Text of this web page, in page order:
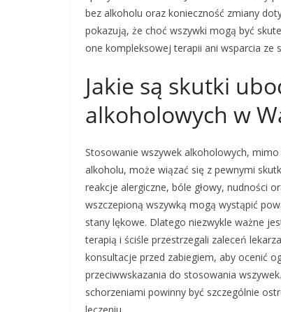
bez alkoholu oraz konieczność zmiany
pokazują, że choć wszywki mogą być
one kompleksowej terapii ani wsparcia ze
Jakie są skutki
alkoholowych w
Stosowanie wszywek alkoholowych,
alkoholu, może wiązać się z pewnymi
reakcje alergiczne, bóle głowy, nudności
wszczepioną wszywką mogą wystąpić
stany lękowe. Dlatego niezwykle ważne
terapią i ściśle przestrzegali zaleceń
konsultacje przed zabiegiem, aby ocenić
przeciwwskazania do stosowania
schorzeniami powinny być szczególnie